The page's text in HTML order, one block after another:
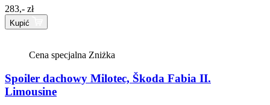
283,- zł
Kupić
Cena specjalna Zniżka
Spoiler dachowy Milotec, Škoda Fabia II.
Limousine